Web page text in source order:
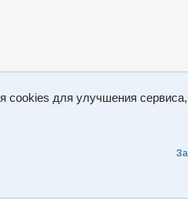
cookies для улучшения